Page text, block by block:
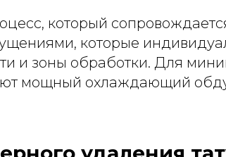
который
которые
и зоны обработки. Для
мощный охлаждающий